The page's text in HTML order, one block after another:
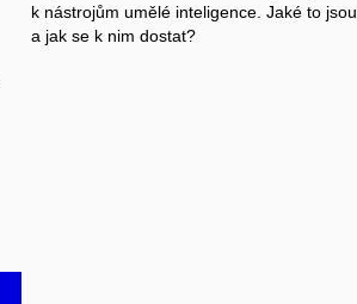
k nástrojům umělé inteligence. Jaké to jsou
a jak se k nim dostat?